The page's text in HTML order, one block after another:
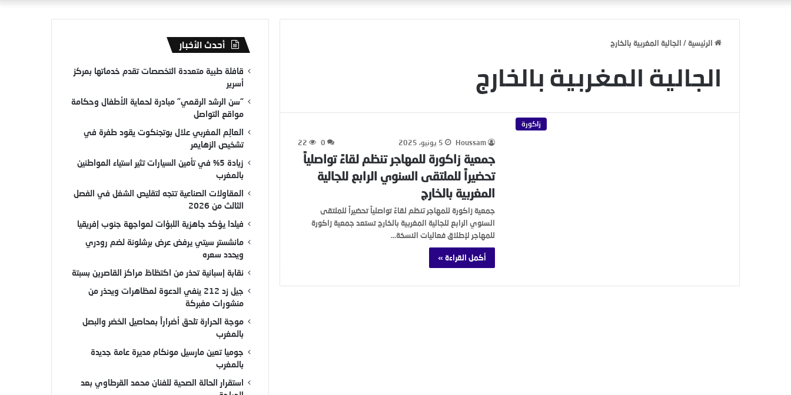
الرئيسية/ الجالية المغربية بالخارج
الجالية المغربية بالخارج
زاكورة
Houssam 5 يونيو، 2025 0
22
جمعية زاكورة للمهاجر تنظم لقاءً تواصلياً
تحضيراً للملتقى السنوي الرابع للجالية
المغربية بالخارج
جمعية زاكورة للمهاجر تنظم لقاءً تواصلياً تحضيراً للملتقى
السنوي الرابع للجالية المغربية بالخارج تستعد جمعية زاكورة
للمهاجر لإطلاق فعاليات النسخة…
أكمل القراءة »
أحدث الأخبار
قافلة طبية متعددة التخصصات تقدم خدماتها بمركز
أسرير
“سن الرشد الرقمي” مبادرة لحماية الأطفال وحكامة
مواقع التواصل
العالِم المغربي علال بوتجنكوت يقود طفرة في
تشخيص الزهايمر
زيادة 5% في تأمين السيارات تثير استياء المواطنين
بالمغرب
المقاولات الصناعية تتجه لتقليص الشغل في الفصل
الثالث من 2026
فيلدا يؤكد جاهزية اللبؤات لمواجهة جنوب إفريقيا
مانشستر سيتي يرفض عرض برشلونة لضم رودري
ويحدد سعره
نقابة إسبانية تحذر من اكتظاظ مراكز القاصرين بسبتة
جيل زد 212 ينفي الدعوة لمظاهرات ويحذر من
منشورات مفبركة
موجة الحرارة تلحق أضراراً بمحاصيل الخضر والبصل
بالمغرب
جوميا تعين مارسيل مونكام مديرة عامة جديدة
بالمغرب
استقرار الحالة الصحية للفنان محمد القرطاوي بعد